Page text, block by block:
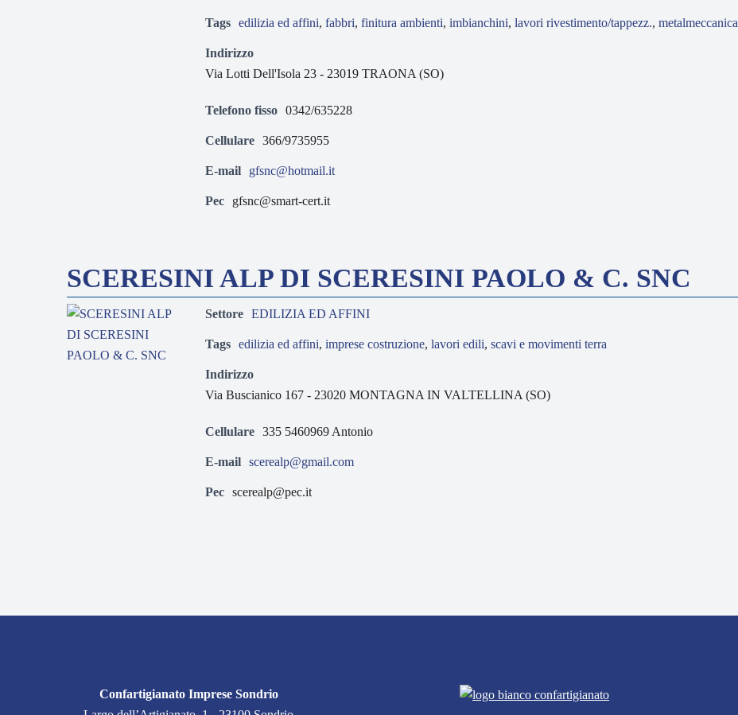
Tags edilizia ed affini, fabbri, finitura ambienti, imbianchini, lavori rivestimento/tappezz., metalmeccanica
Indirizzo
Via Lotti Dell'Isola 23 - 23019 TRAONA (SO)
Telefono fisso 0342/635228
Cellulare 366/9735955
E-mail gfsnc@hotmail.it
Pec gfsnc@smart-cert.it
SCERESINI ALP DI SCERESINI PAOLO & C. SNC
Settore EDILIZIA ED AFFINI
Tags edilizia ed affini, imprese costruzione, lavori edili, scavi e movimenti terra
Indirizzo
Via Buscianico 167 - 23020 MONTAGNA IN VALTELLINA (SO)
Cellulare 335 5460969 Antonio
E-mail scerealp@gmail.com
Pec scerealp@pec.it
Confartigianato Imprese Sondrio